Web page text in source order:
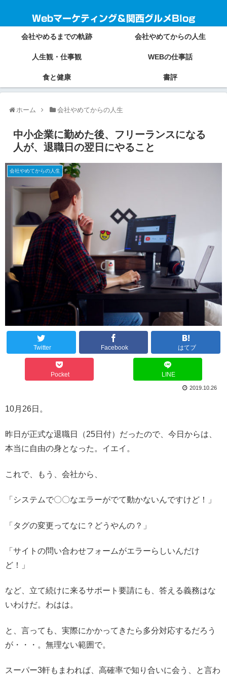
Webマーケティング＆関西グルメBlog
会社やめるまでの軌跡 会社やめてからの人生
人生観・仕事観 WEBの仕事話
食と健康 書評
ホーム 会社やめてからの人生
中小企業に勤めた後、フリーランスになる
人が、退職日の翌日にやること
会社やめてからの人生
Twitter Facebook はてブ
Pocket LINE
2019.10.26
10月26日。
昨日が正式な退職日（25日付）だったので、今日からは、
本当に自由の身となった。イエイ。
これで、もう、会社から、
「システムで〇〇なエラーがでて動かないんですけど！」
「タグの変更ってなに？どうやんの？」
「サイトの問い合わせフォームがエラーらしいんだけ
ど！」
など、立て続けに来るサポート要請にも、答える義務はな
いわけだ。わはは。
と、言っても、実際にかかってきたら多分対応するだろう
が・・・。無理ない範囲で。
スーパー3軒もまわれば、高確率で知り合いに会う、と言わ